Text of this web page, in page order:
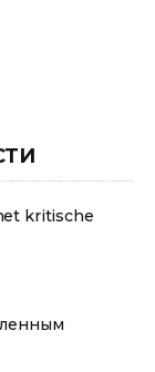
kritische